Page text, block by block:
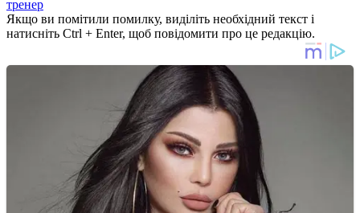
тренер
Якщо ви помітили помилку, виділіть необхідний текст і
натисніть Ctrl + Enter, щоб повідомити про це редакцію.